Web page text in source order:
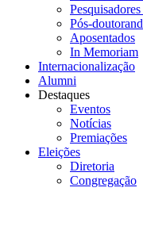
Pós-
Aposentados
In Memoriam
Internacionalização
Alumni
Destaques
Eventos
Notícias
Premiações
Eleições
Diretoria
Congregação